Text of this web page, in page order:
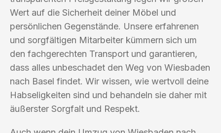
Wert auf die Sicherheit deiner Möbel und
persönlichen Gegenstände. Unsere erfahrenen
und sorgfältigen Mitarbeiter kümmern sich um
den fachgerechten Transport und garantieren,
dass alles unbeschadet den Weg von Wiesbaden
nach Basel findet. Wir wissen, wie wertvoll deine
Habseligkeiten sind und behandeln sie daher mit
äußerster Sorgfalt und Respekt.